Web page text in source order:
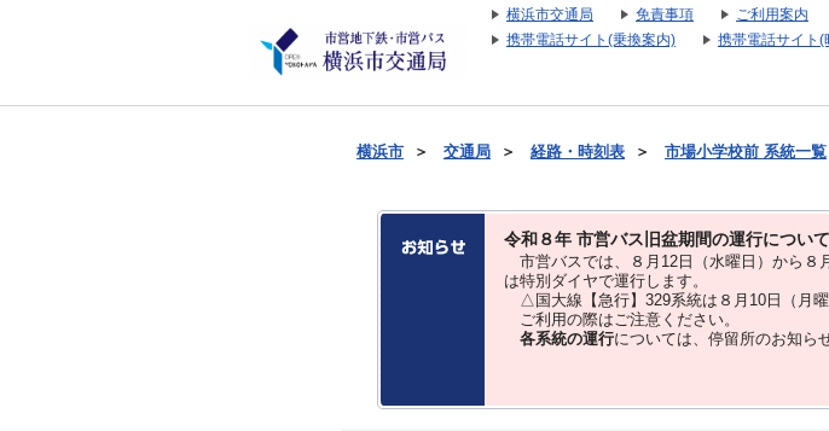
横浜市交通局 免責事項 ご利用案内
携帯電話サイト(乗換案内)
携帯電話サイト(
横浜市 ＞ 交通局 ＞ 経路・時刻表 ＞ 市場小学校前 系統一覧
令和８年 市営バス旧盆期間の運行について
市営バスでは、８⽉12⽇（水曜日）から８
は特別ダイヤで運⾏します。
△国大線【急行】329系統は８月10日（月曜
ご利用の際はご注意ください。
各系統の運行については、停留所のお知ら